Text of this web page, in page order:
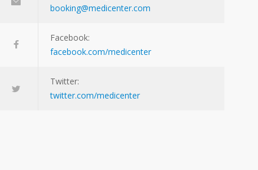
booking@medicenter.com
Facebook:
facebook.com/medicenter
Twitter:
twitter.com/medicenter